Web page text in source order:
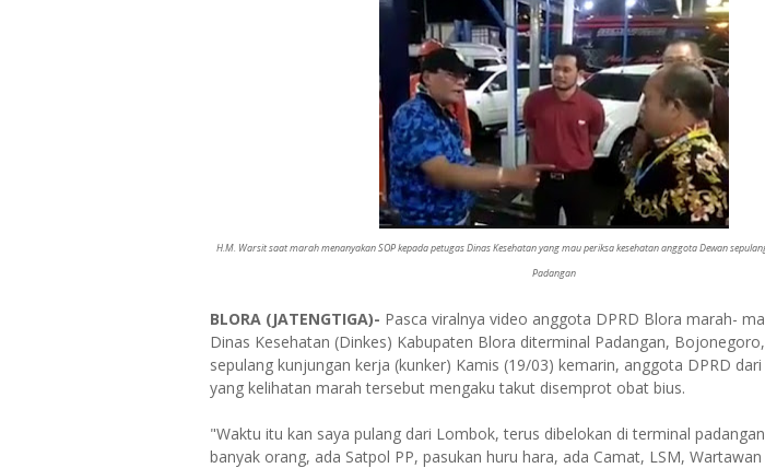
H.M. Warsit saat marah menanyakan SOP kepada petugas Dinas Kesehatan yang mau periksa kesehatan anggota Dewan
Padangan
BLORA (JATENGTIGA)- Pasca viralnya video anggota DPRD Blora marah-
Dinas Kesehatan (Dinkes) Kabupaten Blora diterminal Padangan,
sepulang kunjungan kerja (kunker) Kamis (19/03) kemarin, anggota DPRD
yang kelihatan marah tersebut mengaku takut disemprot obat bius.
"Waktu itu kan saya pulang dari Lombok, terus dibelokan di terminal
banyak orang, ada Satpol PP, pasukan huru hara, ada Camat, LSM,